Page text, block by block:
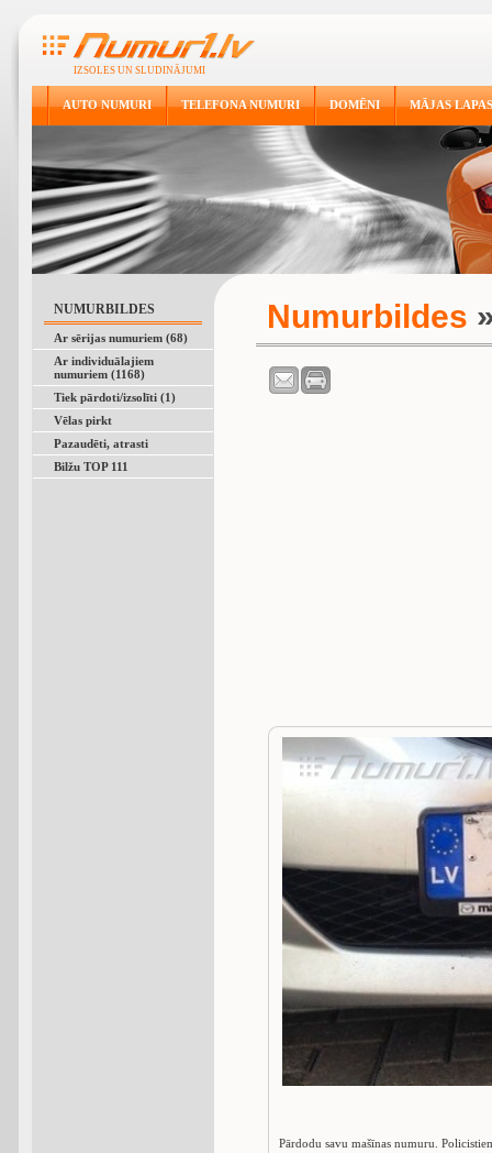
IZSOLES UN SLUDINĀJUMI
AUTO NUMURI TELEFONA NUMURI DOMĒNI MĀJAS LAPAS
NUMURBILDES
Ar sērijas numuriem (68)
Ar individuālajiem
numuriem (1168)
Tiek pārdoti/izsolīti (1)
Vēlas pirkt
Pazaudēti, atrasti
Bilžu TOP 111
Numurbildes
Pārdodu savu mašīnas numuru.